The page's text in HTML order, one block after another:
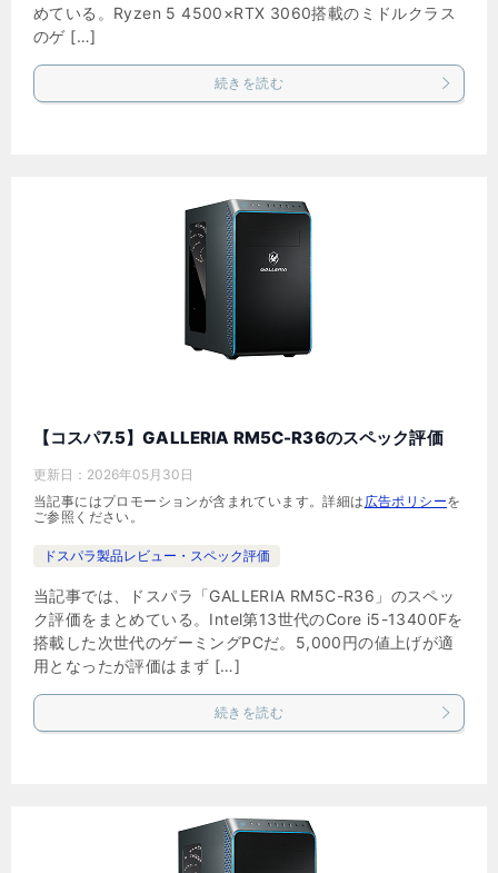
めている。Ryzen 5 4500×RTX 3060搭載のミドルクラス
のゲ […]
続きを読む
【コスパ7.5】GALLERIA RM5C-R36のスペック評価
更新日： 2026年05月30日
当記事にはプロモーションが含まれています。詳細は 広告ポリシーを
ご参照ください。
ドスパラ製品レビュー・スペック評価
当記事では、ドスパラ「GALLERIA RM5C-R36」のスペッ
ク評価をまとめている。Intel第13世代のCore i5-13400Fを
搭載した次世代のゲーミングPCだ。5,000円の値上げが適
用となったが評価はまず […]
続きを読む